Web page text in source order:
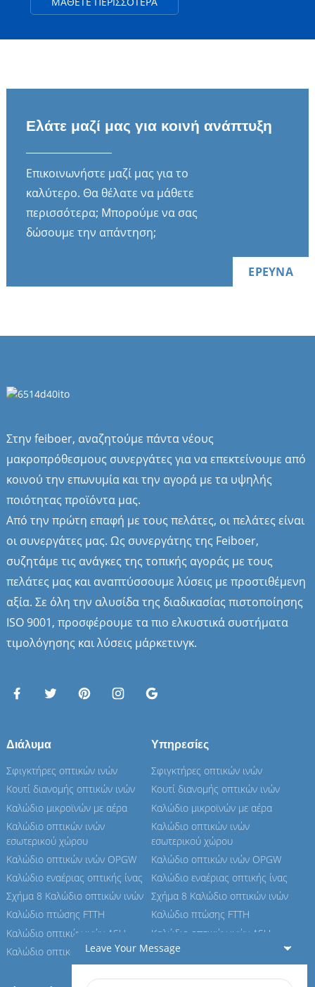
Ελάτε μαζί μας για κοινή ανάπτυξη
Επικοινωνήστε μαζί μας για το
καλύτερο. Θα θέλατε να μάθετε
περισσότερα; Μπορούμε να σας
δώσουμε την απάντηση;
ΕΡΕΥΝΑ
Στην feiboer, αναζητούμε πάντα νέους
μακροπρόθεσμους συνεργάτες για να επεκτείνουμε από
κοινού την επωνυμία και την αγορά με τα υψηλής
ποιότητας προϊόντα μας.
Από την πρώτη επαφή με τους πελάτες, οι πελάτες είναι
οι συνεργάτες μας. Ως συνεργάτης της Feiboer,
συζητάμε τις ανάγκες της τοπικής αγοράς με τους
πελάτες μας και αναπτύσσουμε λύσεις με προστιθέμενη
αξία. Σε όλη την αλυσίδα της διαδικασίας πιστοποίησης
ISO 9001, προσφέρουμε τα πιο ελκυστικά συστήματα
τιμολόγησης και λύσεις μάρκετινγκ.
Διάλυμα
Σφιγκτήρες οπτικών ινών
Κουτί διανομής οπτικών ινών
Καλώδιο μικροϊνών με αέρα
Καλώδιο οπτικών ινών
εσωτερικού χώρου
Καλώδιο οπτικών ινών OPGW
Καλώδιο εναέριας οπτικής ίνας
Σχήμα 8 Καλώδιο οπτικών ινών
Καλώδιο πτώσης FTTH
Καλώδιο οπτικών ινών ASU
Καλώδιο οπτικών ινών ADSS
Υπηρεσίες
Σφιγκτήρες οπτικών ινών
Κουτί διανομής οπτικών ινών
Καλώδιο μικροϊνών με αέρα
Καλώδιο οπτικών ινών
εσωτερικού χώρου
Καλώδιο οπτικών ινών OPGW
Καλώδιο εναέριας οπτικής ίνας
Σχήμα 8 Καλώδιο οπτικών ινών
Καλώδιο πτώσης FTTH
Καλώδιο οπτικών ινών ASU
Καλώδιο οπτικών ινών ADSS
Leave Your Message